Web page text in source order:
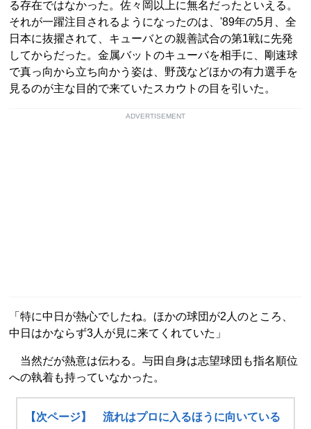
る存在ではなかった。佐々岡以上に無名だったといえる。
それが一躍注目されるようになったのは、'89年の5月、全
日本に抜擢されて、キューバとの親善試合の第1戦に先発
してからだった。金属バットのキューバを相手に、剛速球
で真っ向から立ち向かう姿は、野茂などほかの有力選手を
見るのが主な目的で来ていたスカウトの目を引いた。
ADVERTISEMENT
「特に中日が熱心でしたね。ほかの球団が2人のところ、
中日はかならず3人が見に来てくれていた」
当然だが熱意は伝わる。与田自身は志望球団も指名順位
への執着も持っていなかった。
【次ページ】 流れはプロに入るほうに向いている